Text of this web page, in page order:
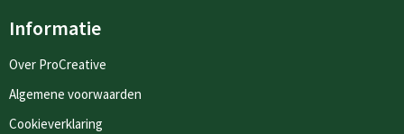
Informatie
Over ProCreative
Algemene voorwaarden
Cookieverklaring